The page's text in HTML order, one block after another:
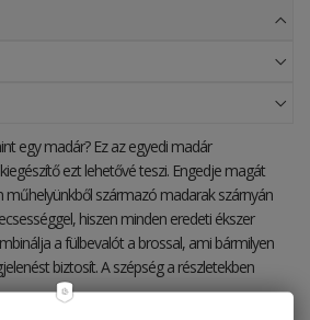
egy madár? Ez az egyedi madár
ezt lehetővé teszi. Engedje magát
származó madarak szárnyán
hiszen minden eredeti ékszer
a fülbevalót a brossal, ami bármilyen
biztosít. A szépség a részletekben